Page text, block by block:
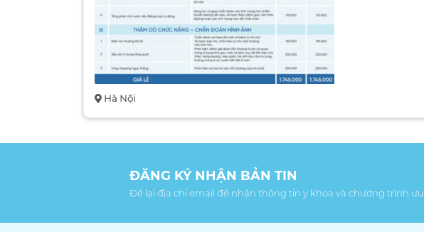
Hà Nội
ĐĂNG KÝ NHẬN BẢN TIN
Để lại địa chỉ email để nhận thông tin y khoa và chương trình ưu